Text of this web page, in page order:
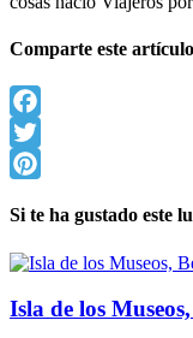
Comparte este
Facebook
Twitter
Si te ha gustado este
Isla de los